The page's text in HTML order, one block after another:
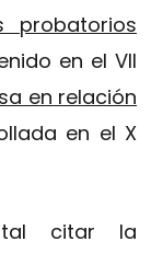
probatorios
en el VII
en relación
en el X
citar la